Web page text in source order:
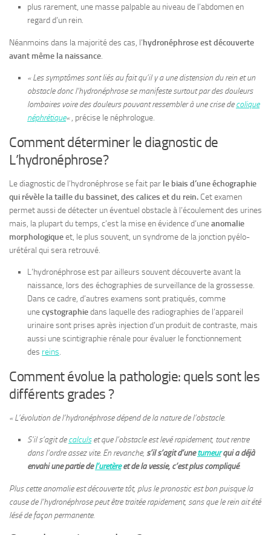
plus rarement, une masse palpable au niveau de l’abdomen en
regard d’un rein.
Néanmoins dans la majorité des cas, l’hydronéphrose est découverte
avant même la naissance.
« Les symptômes sont liés au fait qu’il y a une distension du rein et un
obstacle donc l’hydronéphrose se manifeste surtout par des douleurs
lombaires voire des douleurs pouvant ressembler à une crise decolique
néphrétique«, précise le néphrologue.
Comment déterminer le diagnostic de
L’hydronéphrose?
Le diagnostic de l’hydronéphrose se fait par le biais d’une échographie
qui révèle la taille du bassinet, des calices et du rein. Cet examen
permet aussi de détecter un éventuel obstacle à l’écoulement des urines
mais, la plupart du temps, c’est la mise en évidence d’uneanomalie
morphologiqueet, le plus souvent, un syndrome de la jonction pyélo-
urétéral qui sera retrouvé.
L’hydronéphrose est par ailleurs souvent découverte avant la
naissance, lors des échographies de surveillance de la grossesse.
Dans ce cadre, d’autres examens sont pratiqués, comme
unecystographiedans laquelle des radiographies de l’appareil
urinaire sont prises après injection d’un produit de contraste, mais
aussi une scintigraphie rénale pour évaluer le fonctionnement
des reins.
Comment évolue la pathologie: quels sont les
différents grades ?
« L’évolution de l’hydronéphrose dépend de la nature de l’obstacle.
S’il s’agit decalculset que l’obstacle est levé rapidement, tout rentre
dans l’ordre assez vite. En revanche, s’il s’agit d’unetumeurqui a déjà
envahi une partie del’uretèreet de la vessie, c’est plus compliqué.
Plus cette anomalie est découverte tôt, plus le pronostic est bon puisque la
cause de l’hydronéphrose peut être traitée rapidement, sans que le rein ait été
lésé de façon permanente.